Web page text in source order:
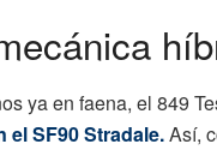
ya en faena, el 849
el SF90 Stradale.Así,